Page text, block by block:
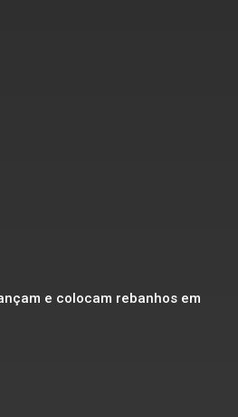
e colocam rebanhos em